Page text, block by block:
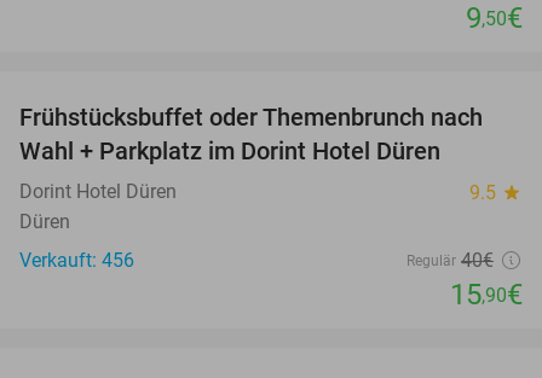
9,50€
60%
Frühstücksbuffet oder Themenbrunch nach
Wahl + Parkplatz im Dorint Hotel Düren
Dorint Hotel Düren 9.5 star
Düren
Verkauft: 456
Regulär 40€
15,90€